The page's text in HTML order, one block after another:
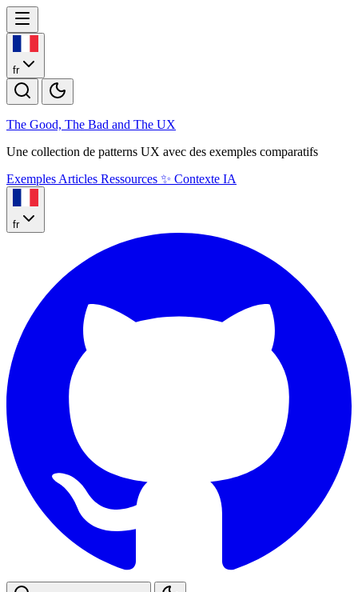
fr
The Good, The Bad and The UX
Une collection de patterns UX avec des exemples comparatifs
Exemples Articles Ressources ✨ Contexte IA
fr